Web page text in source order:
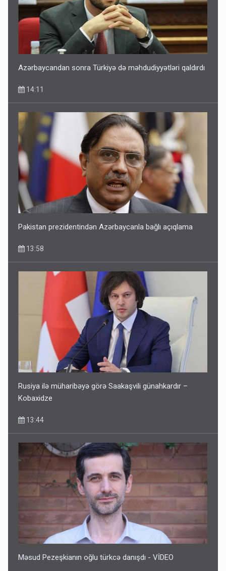
Azərbaycandan sonra Türkiyə də məhdudiyyətləri qaldırdı
14:11
Pakistan prezidentindən Azərbaycanla bağlı açıqlama
13:58
Rusiya ilə müharibəyə görə Saakaşvili günahkardır –
Kobaxidze
13:44
Məsud Pezeşkianın oğlu türkcə danışdı - VİDEO